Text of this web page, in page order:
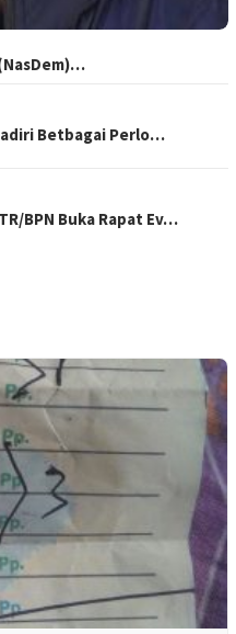
Betbagai Perlo…
BPN Buka Rapat Ev…